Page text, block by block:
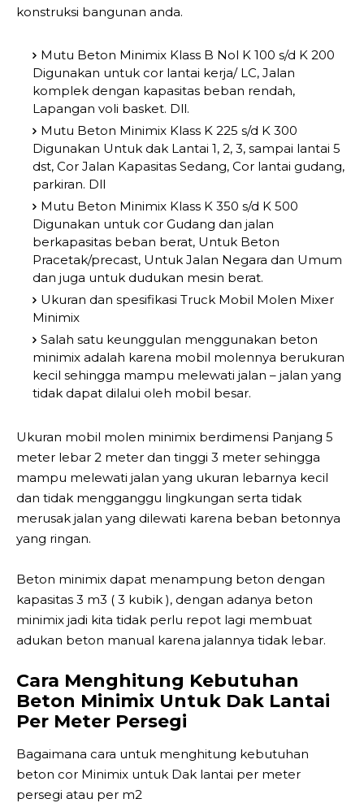
konstruksi bangunan anda.
Mutu Beton Minimix Klass B Nol K 100 s/d K 200
Digunakan untuk cor lantai kerja/ LC, Jalan
komplek dengan kapasitas beban rendah,
Lapangan voli basket. Dll.
Mutu Beton Minimix Klass K 225 s/d K 300
Digunakan Untuk dak Lantai 1, 2, 3, sampai lantai 5
dst, Cor Jalan Kapasitas Sedang, Cor lantai gudang,
parkiran. Dll
Mutu Beton Minimix Klass K 350 s/d K 500
Digunakan untuk cor Gudang dan jalan
berkapasitas beban berat, Untuk Beton
Pracetak/precast, Untuk Jalan Negara dan Umum
dan juga untuk dudukan mesin berat.
Ukuran dan spesifikasi Truck Mobil Molen Mixer
Minimix
Salah satu keunggulan menggunakan beton
minimix adalah karena mobil molennya berukuran
kecil sehingga mampu melewati jalan – jalan yang
tidak dapat dilalui oleh mobil besar.
Ukuran mobil molen minimix berdimensi Panjang 5
meter lebar 2 meter dan tinggi 3 meter sehingga
mampu melewati jalan yang ukuran lebarnya kecil
dan tidak mengganggu lingkungan serta tidak
merusak jalan yang dilewati karena beban betonnya
yang ringan.
Beton minimix dapat menampung beton dengan
kapasitas 3 m3 ( 3 kubik ), dengan adanya beton
minimix jadi kita tidak perlu repot lagi membuat
adukan beton manual karena jalannya tidak lebar.
Cara Menghitung Kebutuhan
Beton Minimix Untuk Dak Lantai
Per Meter Persegi
Bagaimana cara untuk menghitung kebutuhan
beton cor Minimix untuk Dak lantai per meter
persegi atau per m2